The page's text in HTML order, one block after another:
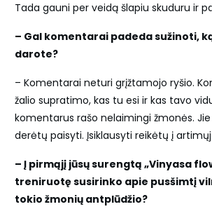
Tada gauni per veidą šlapiu skuduru ir
– Gal komentarai padeda sužinoti,
darote?
– Komentarai neturi grįžtamojo ryšio.
žalio supratimo, kas tu esi ir kas tavo
komentarus rašo nelaimingi žmonės.
derėtų paisyti. Įsiklausyti reikėtų į
– Į pirmąjį jūsų surengtą „Vinyasa
treniruotę susirinko apie pusšimtį
tokio žmonių antplūdžio?